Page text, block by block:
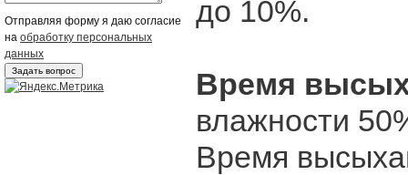
Отправляя форму я даю согласие
на обработку персональных
данных
до 10%.
Время
влажности
Время